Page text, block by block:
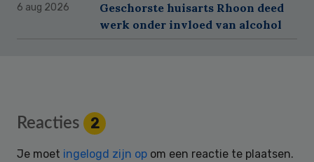
6 aug 2026
Geschorste huisarts Rhoon deed
werk onder invloed van alcohol
Reader
Interactions
Reacties 2
Je moet ingelogd zijn op om een reactie te plaatsen.